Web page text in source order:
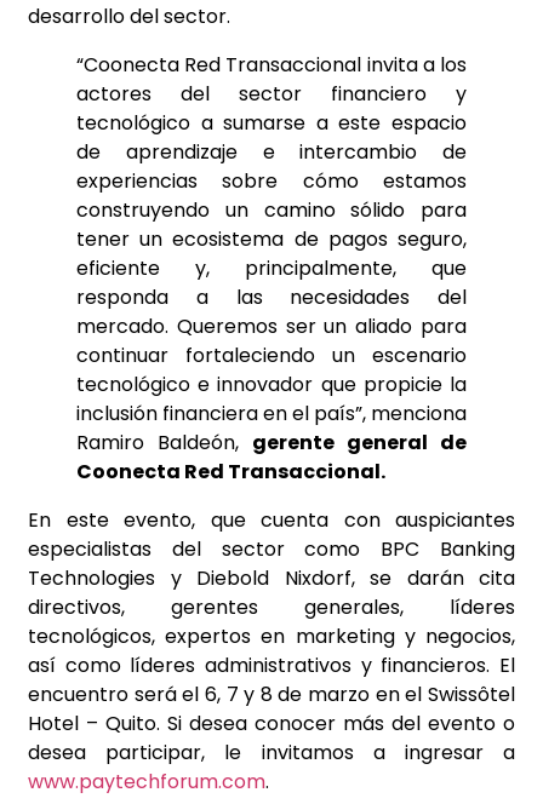
desarrollo del sector.
“Coonecta Red Transaccional invita a los
actores del sector financiero y
tecnológico a sumarse a este espacio
de aprendizaje e intercambio de
experiencias sobre cómo estamos
construyendo un camino sólido para
tener un ecosistema de pagos seguro,
eficiente y, principalmente, que
responda a las necesidades del
mercado. Queremos ser un aliado para
continuar fortaleciendo un escenario
tecnológico e innovador que propicie la
inclusión financiera en el país”, menciona
Ramiro Baldeón, gerente general de
Coonecta Red Transaccional.
En este evento, que cuenta con auspiciantes
especialistas del sector como BPC Banking
Technologies y Diebold Nixdorf, se darán cita
directivos, gerentes generales, líderes
tecnológicos, expertos en marketing y negocios,
así como líderes administrativos y financieros. El
encuentro será el 6, 7 y 8 de marzo en el Swissôtel
Hotel – Quito. Si desea conocer más del evento o
desea participar, le invitamos a ingresar a
www.paytechforum.com.